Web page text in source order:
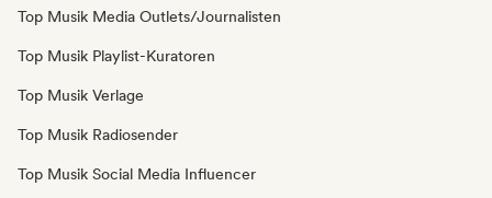
Top Musik Media Outlets/Journalisten
Top Musik Playlist-Kuratoren
Top Musik Verlage
Top Musik Radiosender
Top Musik Social Media Influencer